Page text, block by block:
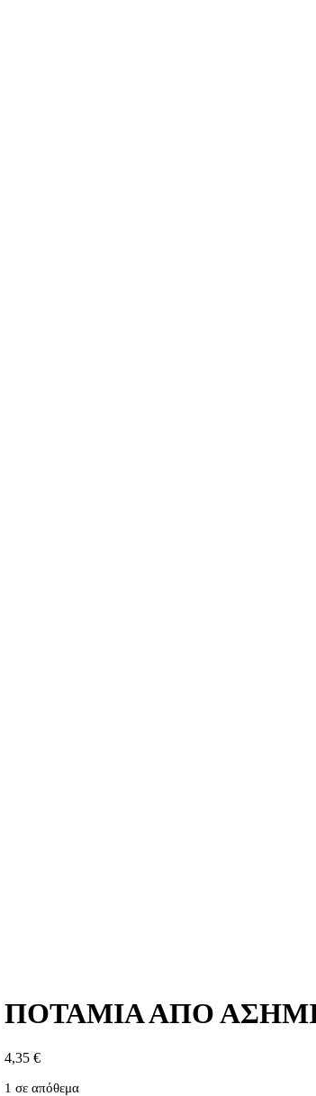
ΠΟΤΑΜΙΑ ΑΠΟ ΑΣΗΜΙ
4,35 €
1 σε απόθεμα